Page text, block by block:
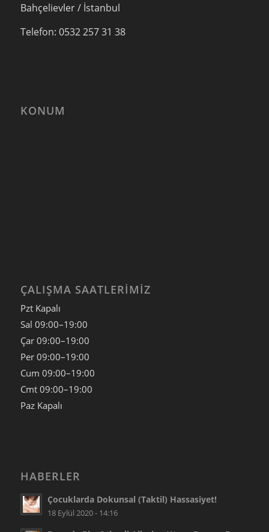
Bahçelievler / İstanbul
Telefon: 0532 257 31 38
KONUM
ÇALIŞMA SAATLERIMIZ
Pzt Kapalı
Sal 09:00–19:00
Çar 09:00–19:00
Per 09:00–19:00
Cum 09:00–19:00
Cmt 09:00–19:00
Paz Kapalı
HABERLER
Çocuklarda Dokunsal (Taktil) Hassasiyet!
18 Eylül 2020 - 14:16